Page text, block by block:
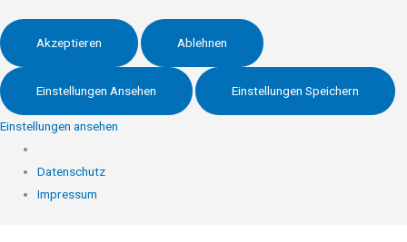
Akzeptieren Ablehnen
Einstellungen Ansehen Einstellungen Speichern
Einstellungen ansehen
Datenschutz
Impressum